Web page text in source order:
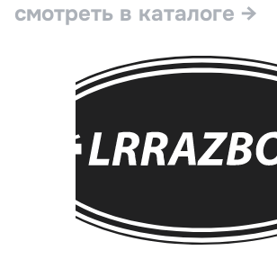
смотреть в каталоге →